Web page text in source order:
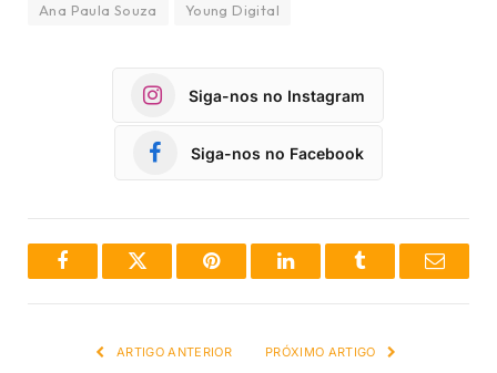
Ana Paula Souza Young Digital
Siga-nos no Instagram
Siga-nos no Facebook
FacebookTwitter Pinterest LinkedInTumblr Email
ARTIGO ANTERIOR PRÓXIMO ARTIGO